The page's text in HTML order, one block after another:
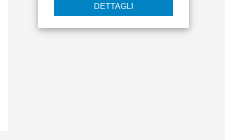
DETTAGLI